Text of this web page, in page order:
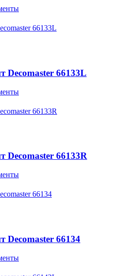
Decomaster 66133L
Decomaster 66133R
Decomaster 66134